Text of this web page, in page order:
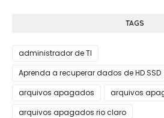
TAGS
administrador de TI
Aprenda a recuperar dados de HD SSD
arquivos apagados
arquivos
arquivos apagados rio claro